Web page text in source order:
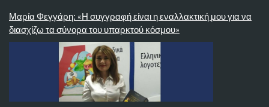
Μαρία Φεγγάρη: «Η συγγραφή είναι η εναλλακτική μου για να
διασχίζω τα σύνορα του υπαρκτού κόσμου»